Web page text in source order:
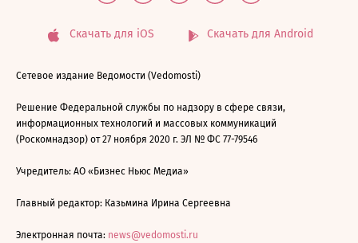
Скачать для iOS Скачать для Android
Сетевое издание Ведомости (Vedomosti)
Решение Федеральной службы по надзору в сфере связи,
информационных технологий и массовых коммуникаций
(Роскомнадзор) от 27 ноября 2020 г. ЭЛ № ФС 77-79546
Учредитель: АО «Бизнес Ньюс Медиа»
Главный редактор: Казьмина Ирина Сергеевна
Электронная почта: news@vedomosti.ru